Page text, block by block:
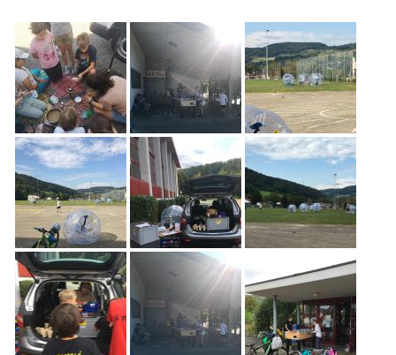
Jobs
Freiwilligenarbeit
News
Newsletter